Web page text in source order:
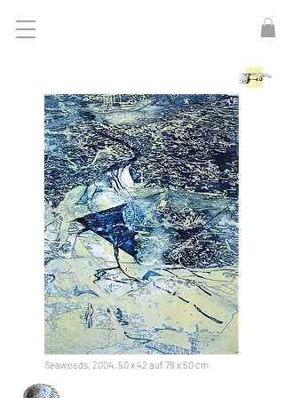
Seaweeds, 2004, 50 x 42 auf 78 x 60 cm